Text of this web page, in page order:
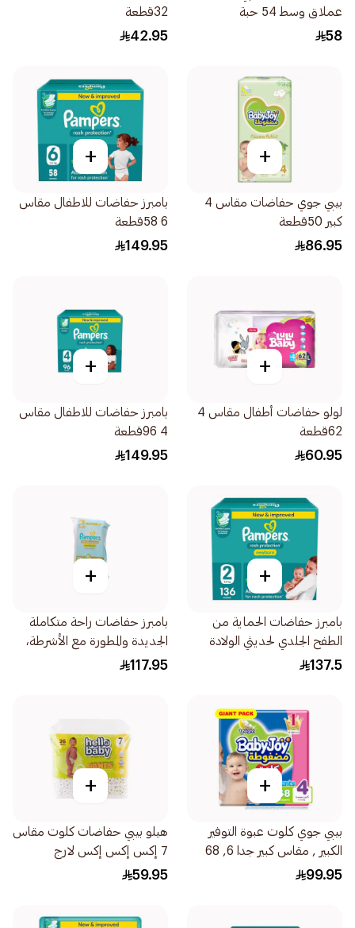
عملاق وسط 54 حبة
58
32قطعة
42.95
+
بيبي جوي حفاضات مقاس 4
كبير 50قطعة
86.95
+
بامبرز حفاضات للاطفال مقاس
6 58قطعة
149.95
+
لولو حفاضات أطفال مقاس 4
62قطعة
60.95
+
بامبرز حفاضات للاطفال مقاس
4 96قطعة
149.95
+
بامبرز حفاضات الحماية من
الطفح الجلدي لحديثي الولادة
136قطعة
137.5
+
بامبرز حفاضات راحة متكاملة
الجديدة والمطورة مع الأشرطة،
مقاس 1، 2-5 86قطعة
117.95
+
بيبي جوي كلوت عبوة التوفير
الكبير , مقاس كبير جدا 6, 68
18كيلو 68قطعة
99.95
+
هيلو بيبي حفاضات كلوت مقاس
7 إكس إكس إكس لارج
20+كيلو 26حبة
59.95